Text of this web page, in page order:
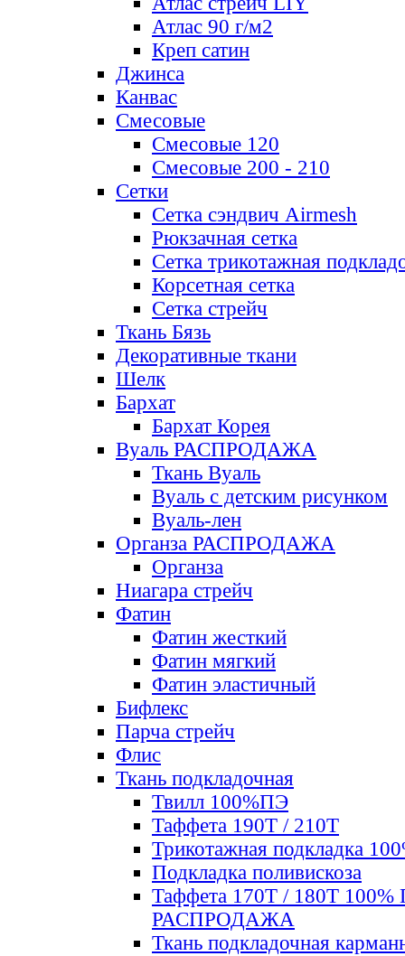
Атлас 90 г/м2
Креп сатин
Джинса
Канвас
Смесовые
Смесовые 120
Смесовые 200 - 210
Сетки
Сетка сэндвич Airmesh
Рюкзачная сетка
Сетка трикотажная
Корсетная сетка
Сетка стрейч
Ткань Бязь
Декоративные ткани
Шелк
Бархат
Бархат Корея
Вуаль РАСПРОДАЖА
Ткань Вуаль
Вуаль с детским рисунком
Вуаль-лен
Органза РАСПРОДАЖА
Органза
Ниагара стрейч
Фатин
Фатин жесткий
Фатин мягкий
Фатин элаcтичный
Бифлекс
Парча стрейч
Флис
Ткань подкладочная
Твилл 100%ПЭ
Таффета 190Т / 210Т
Трикотажная подкладка
Подкладка поливискоза
Таффета 170Т / 180Т 100%
РАСПРОДАЖА
Ткань подкладочная